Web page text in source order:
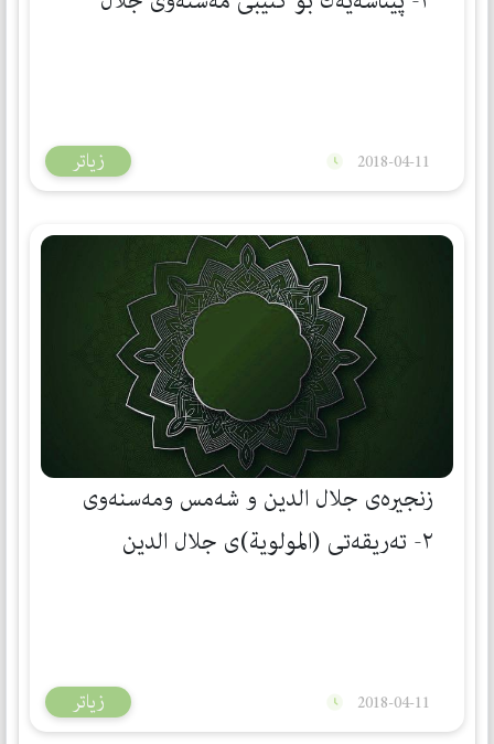
زیاتر 2018-04-11
زنجيره‌ى جلال الدين و شه‌مس ومه‌سنه‌وى
٢- ته‌ریقه‌تی (المولویة)ی جلال الدین
زیاتر 2018-04-11